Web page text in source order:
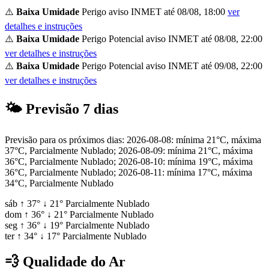
⚠️ Baixa Umidade Perigo aviso INMET até 08/08, 18:00 ver
detalhes e instruções
⚠️ Baixa Umidade Perigo Potencial aviso INMET até 08/08, 22:00
ver detalhes e instruções
⚠️ Baixa Umidade Perigo Potencial aviso INMET até 09/08, 22:00
ver detalhes e instruções
🌤 Previsão 7 dias
Previsão para os próximos dias: 2026-08-08: mínima 21°C, máxima
37°C, Parcialmente Nublado; 2026-08-09: mínima 21°C, máxima
36°C, Parcialmente Nublado; 2026-08-10: mínima 19°C, máxima
36°C, Parcialmente Nublado; 2026-08-11: mínima 17°C, máxima
34°C, Parcialmente Nublado
sáb ↑ 37° ↓ 21° Parcialmente Nublado
dom ↑ 36° ↓ 21° Parcialmente Nublado
seg ↑ 36° ↓ 19° Parcialmente Nublado
ter ↑ 34° ↓ 17° Parcialmente Nublado
💨 Qualidade do Ar